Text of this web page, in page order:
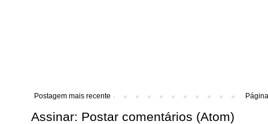
Postagem mais recente
Assinar: Postar comentários (Atom)